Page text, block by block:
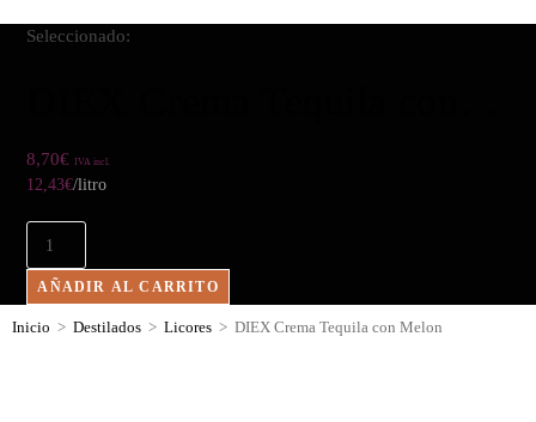
Seleccionado:
8,70€ IVA incl.
12,43€/litro
AÑADIR AL CARRITO
Inicio > Destilados > Licores > DIEX Crema Tequila con Melon